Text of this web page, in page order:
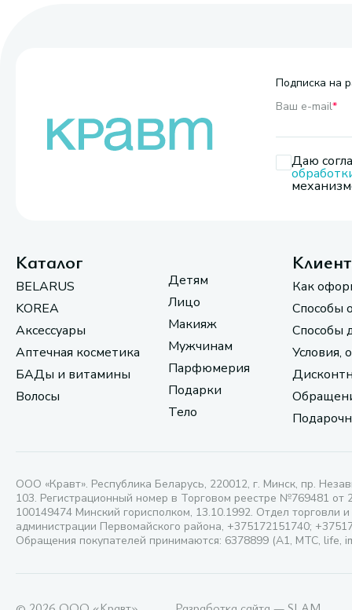
Подписка на
Ваш e-mail*
Даю
Каталог
BELARUS
KOREA
Аксессуары
Аптечная косметика
БАДы и витамины
Волосы
Детям
Лицо
Макияж
Мужчинам
Парфюмерия
Подарки
Тело
Как
Способы
Способы
Условия,
ООО «Кравт». Республика Беларусь, 220012, г. Минск, пр.
103. Регистрационный номер в Торговом реестре №769481 от
100149474 Минский горисполком, 13.10.1992. Отдел торговли и
администрации Первомайского района, +375172151740;
Обращения покупателей принимаются: 6378899 (А1, МТС, life,